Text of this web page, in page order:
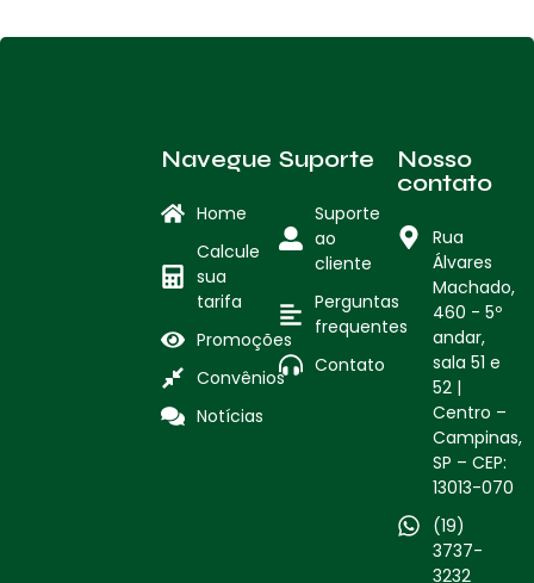
Navegue
Home
Calcule
sua
tarifa
Promoções
Convênios
Notícias
Suporte
Suporte
ao
cliente
Perguntas
frequentes
Contato
Nosso
contato
Rua
Álvares
Machado,
460 - 5º
andar,
sala 51 e
52 |
Centro –
Campinas,
SP – CEP:
13013-070
(19)
3737-
3232